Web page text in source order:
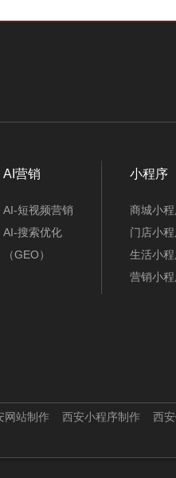
AI营销
AI-短视频营销
AI-搜索优化
（GEO）
小程序
商城小
门店小
生活小
营销小
网站制作 西安小程序制作 西